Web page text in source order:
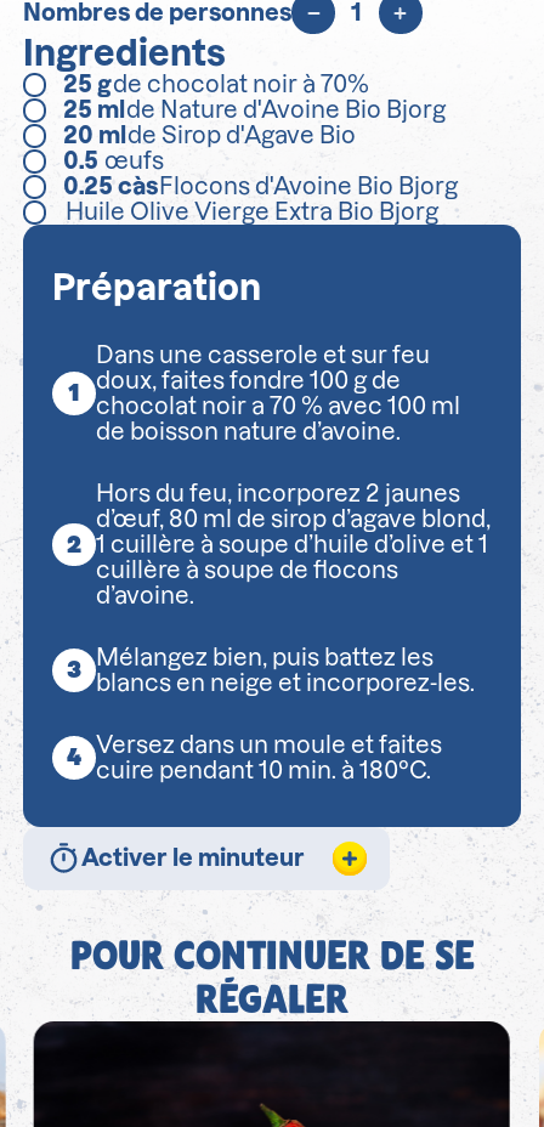
Nombres de personnes 1
Ingredients
25 gde chocolat noir à 70%
25 ml de Nature d'Avoine Bio Bjorg
20 ml de Sirop d'Agave Bio
0.5 œufs
0.25 càs Flocons d'Avoine Bio Bjorg
Huile Olive Vierge Extra Bio Bjorg
Préparation
Dans une casserole et sur feu
doux, faites fondre 100 g de
chocolat noir a 70 % avec 100 ml
de boisson nature d’avoine.
Hors du feu, incorporez 2 jaunes
d’œuf, 80 ml de sirop d’agave blond,
1 cuillère à soupe d’huile d’olive et 1
cuillère à soupe de flocons
d’avoine.
Mélangez bien, puis battez les
blancs en neige et incorporez-les.
Versez dans un moule et faites
cuire pendant 10 min. à 180°C.
Activer le minuteur
POUR CONTINUER DE SE
RÉGALER